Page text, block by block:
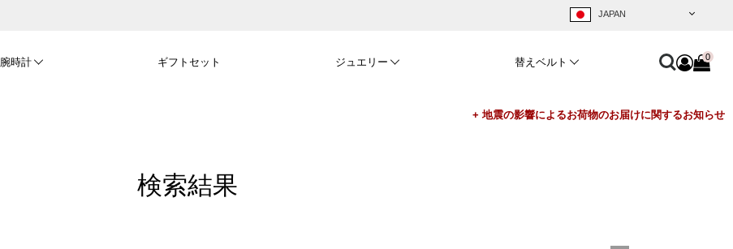
腕時計 ギフトセット ジュエリー 替えベルト 0